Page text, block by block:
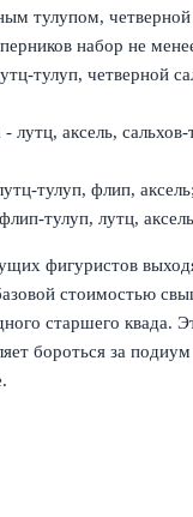
тулупом,
набор не
тулуп, четверной
лутц, аксель,
тулуп, флип, аксель;
тулуп, лутц,
фигуристов
стоимостью
старшего квада.
бороться за